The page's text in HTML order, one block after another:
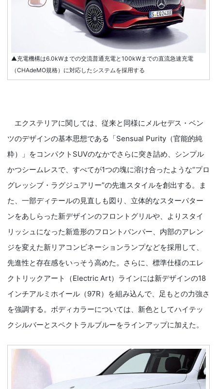
▲充電機構は6.0kWまでの交流普通充電と100kWまでの直流急速充電
（CHAdeMO規格）に対応したシステムを採用する
エクステリアに関しては、従来と同様にメルセデス・ベン
ツのデザインの基本思想である「Sensual Purity（官能的純
粋）」をコンパクトSUVのなかでさらに突き詰め、シンプル
かつシームレスで、すべてが1つの塊に溶け合ったような“プロ
グレッシブ・ラグジュアリー”の先進スタイルを創出する。ま
た、一部ディテールの見直しも図り、立体的なスターパター
ンをあしらった新デザインのフロントグリルや、よりスタイ
リッシュになった新造形のフロントバンパー、内部のアレン
ジを変えた新リアコンビネーションランプなどを採用して、
先進性と存在感をいっそう高めた。さらに、標準仕様のエレ
クトリックアート（Electric Art）ラインには新デザインの18
インチアルミホイール（97R）を組み込んで、足もとの力強さ
を強調する。ボディカラーについては、新色としてハイテッ
クシルバーとスペクトラルブルーをラインアップに加えた。